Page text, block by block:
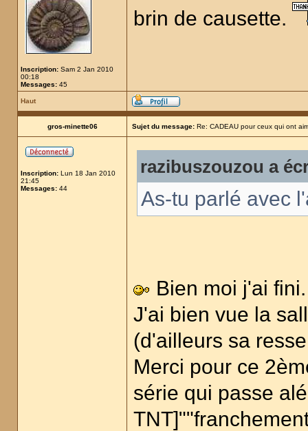
Inscription: Sam 2 Jan 2010
00:18
Messages: 45
brin de causette.
Haut
gros-minette06 Sujet du message: Re: CADEAU pour ceux qui ont
Inscription: Lun 18 Jan 2010
21:45
Messages: 44
razibuszouzou a
As-tu parlé avec
Bien moi j'ai fini.
J'ai bien vue la
(d'ailleurs sa
Merci pour ce
série qui passe